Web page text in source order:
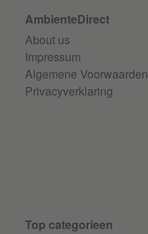
AmbienteDirect
About us
Impressum
Algemene Voorwaarden
Privacyverklaring
Top categorieen